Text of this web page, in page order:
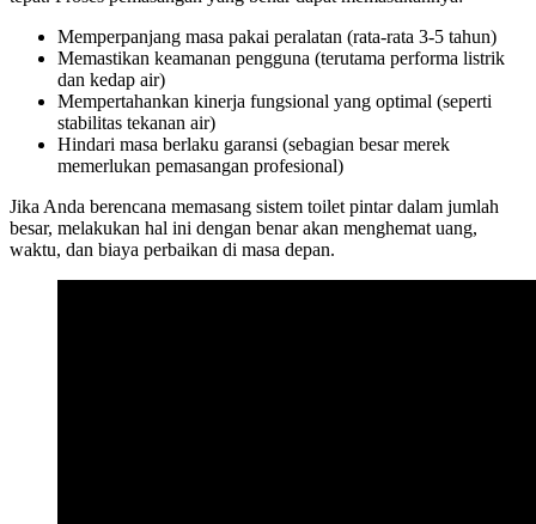
Memperpanjang masa pakai peralatan (rata-rata 3-5 tahun)
Memastikan keamanan pengguna (terutama performa listrik
dan kedap air)
Mempertahankan kinerja fungsional yang optimal (seperti
stabilitas tekanan air)
Hindari masa berlaku garansi (sebagian besar merek
memerlukan pemasangan profesional)
Jika Anda berencana memasang sistem toilet pintar dalam jumlah
besar, melakukan hal ini dengan benar akan menghemat uang,
waktu, dan biaya perbaikan di masa depan.